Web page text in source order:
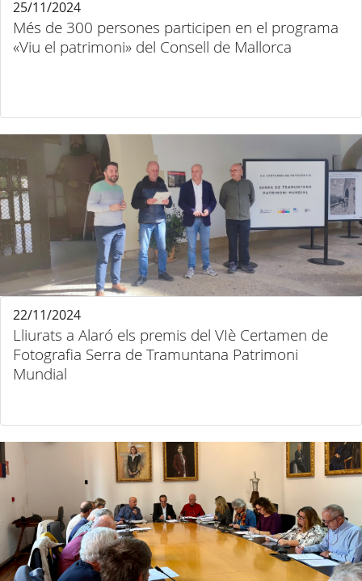
Més de 300 persones participen en el programa
«Viu el patrimoni» del Consell de Mallorca
25/11/2024
Lliurats a Alaró els premis del VIè Certamen de
Fotografia Serra de Tramuntana Patrimoni
Mundial
22/11/2024